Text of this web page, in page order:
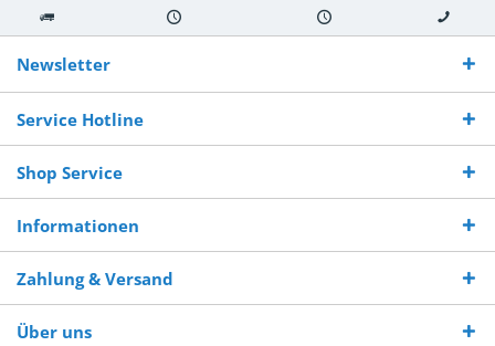
Kostenloser
Versand ab €
250,-
Versand innerhalb von Versand von So erreichen
Sie uns 0160
970 511 90
Newsletter
Service Hotline
Shop Service
Informationen
Zahlung & Versand
Über uns